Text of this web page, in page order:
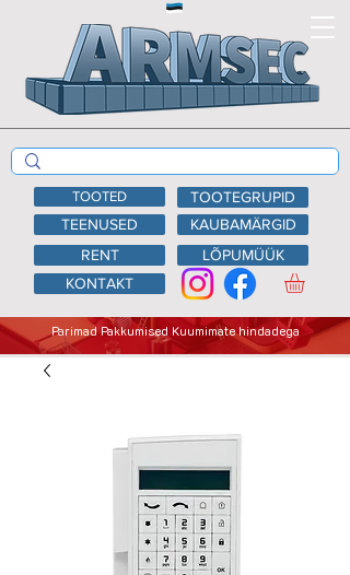
TEENUSED
KAUBAMÄRGID
RENT
LÕPUMÜÜK
KONTAKT
Parimad Pakkumised Kuumimate hindadega
TOOTED TOOTEGRUPID